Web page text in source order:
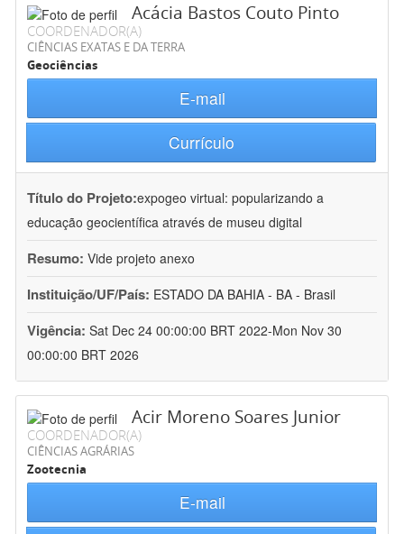
Acácia Bastos Couto Pinto
COORDENADOR(A)
CIÊNCIAS EXATAS E DA TERRA
Geociências
E-mail
Currículo
Título do Projeto:expogeo virtual: popularizando a
educação geocientífica através de museu digital
Resumo: Vide projeto anexo
Instituição/UF/País: ESTADO DA BAHIA - BA - Brasil
Vigência: Sat Dec 24 00:00:00 BRT 2022-Mon Nov 30
00:00:00 BRT 2026
Acir Moreno Soares Junior
COORDENADOR(A)
CIÊNCIAS AGRÁRIAS
Zootecnia
E-mail